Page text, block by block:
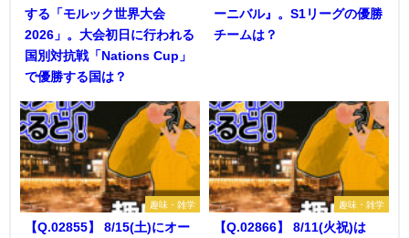
する「モルック世界大会
2026」。大会初日に行われる
国別対抗戦「Nations Cup」
で優勝する国は？
ーニバル』。S1リーグの優勝
チームは？
趣味・雑学
【Q.02855】 8/15(土)にオー
趣味・雑学
【Q.02866】 8/11(火祝)は